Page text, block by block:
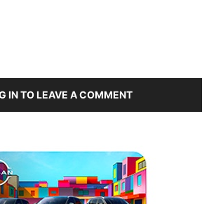
IN TO LEAVE A COMMENT